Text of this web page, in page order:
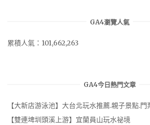
GA4瀏覽人氣
累積人氣：101,662,263
GA4今日熱門文章
【大新店游泳池】大台北玩水推薦.親子景點.
【雙連埤圳頭溪上游】宜蘭員山玩水祕境